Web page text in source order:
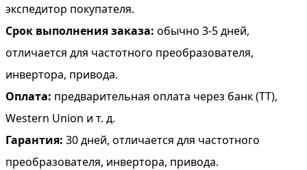
экспедитор покупателя.
Срок выполнения заказа: обычно 3-5 дней,
отличается для частотного преобразователя,
инвертора, привода.
Оплата: предварительная оплата через банк (TT),
Western Union и т. д.
Гарантия: 30 дней, отличается для частотного
преобразователя, инвертора, привода.